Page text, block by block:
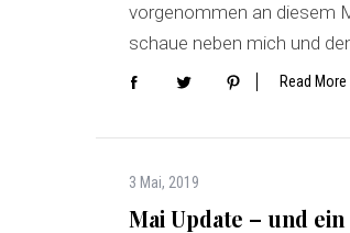
vorgenommen an diesem
schaue neben mich und
Read More
3 Mai, 2019
Mai Update – und